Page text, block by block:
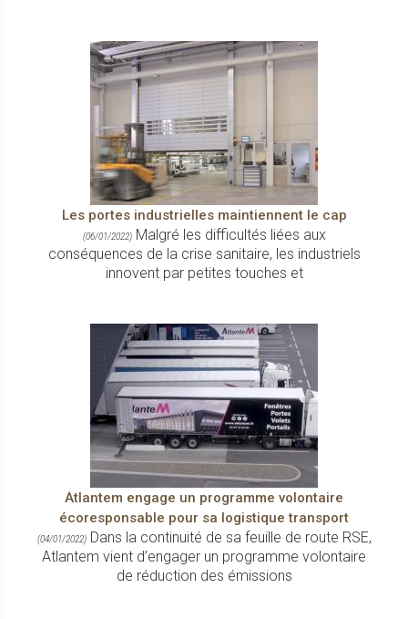
Les portes industrielles maintiennent le cap
(06/01/2022)Malgré les difficultés liées aux
conséquences de la crise sanitaire, les industriels
innovent par petites touches et
Atlantem engage un programme volontaire
écoresponsable pour sa logistique transport
(04/01/2022)Dans la continuité de sa feuille de route RSE,
Atlantem vient d’engager un programme volontaire
de réduction des émissions